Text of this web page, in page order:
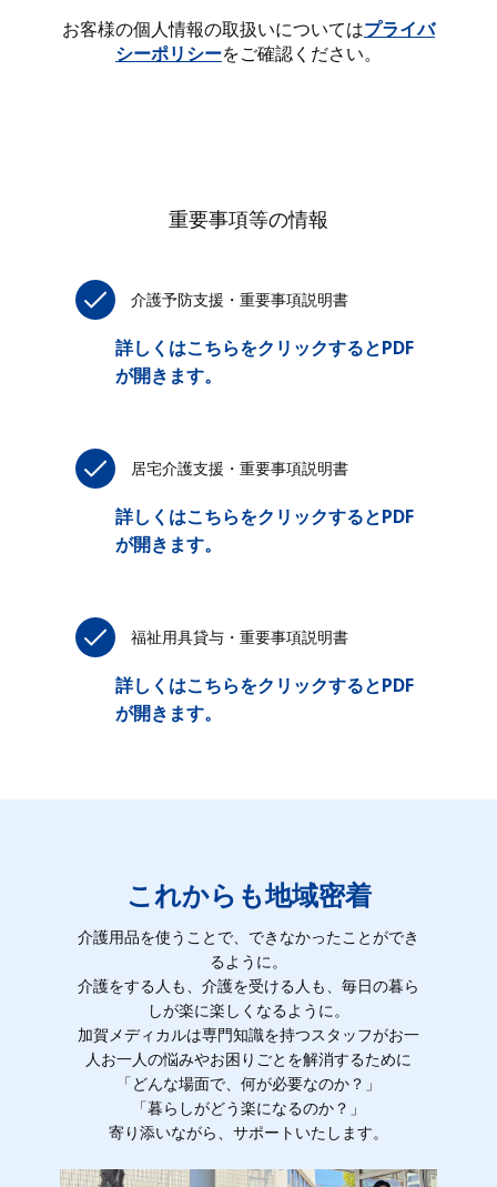
お客様の個人情報の取扱いについてはプライバ
シーポリシーをご確認ください。
重要事項等の情報
介護予防支援・重要事項説明書
詳しくはこちらをクリックするとPDF
が開きます。
居宅介護支援・重要事項説明書
詳しくはこちらをクリックするとPDF
が開きます。
福祉用具貸与・重要事項説明書
詳しくはこちらをクリックするとPDF
が開きます。
これからも地域密着
介護用品を使うことで、できなかったことができ
るように。
介護をする人も、介護を受ける人も、毎日の暮ら
しが楽に楽しくなるように。
加賀メディカルは専門知識を持つスタッフがお一
人お一人の悩みやお困りごとを解消するために
「どんな場面で、何が必要なのか？」
「暮らしがどう楽になるのか？」
寄り添いながら、サポートいたします。